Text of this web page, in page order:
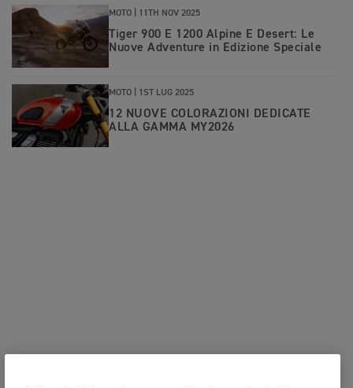
MOTO | 11TH NOV 2025
Tiger 900 E 1200 Alpine E Desert: Le
Nuove Adventure in Edizione Speciale
MOTO | 1ST LUG 2025
12 NUOVE COLORAZIONI DEDICATE
ALLA GAMMA MY2026